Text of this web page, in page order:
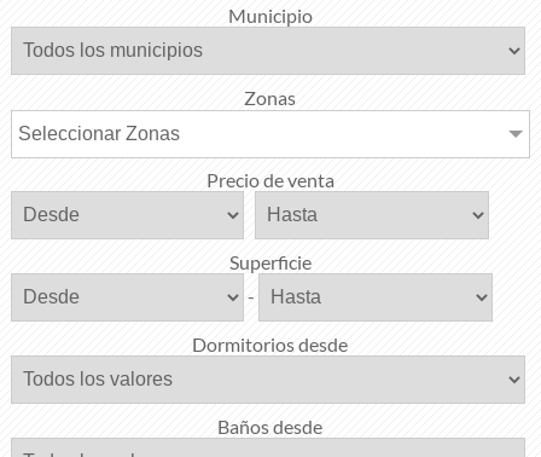
Municipio
Zonas
Seleccionar Zonas
Precio de venta
Superficie
-
Dormitorios desde
Baños desde